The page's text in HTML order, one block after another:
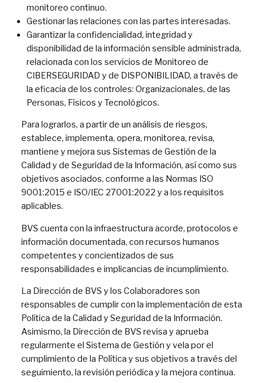
monitoreo continuo.
Gestionar las relaciones con las partes interesadas.
Garantizar la confidencialidad, integridad y
disponibilidad de la información sensible administrada,
relacionada con los servicios de Monitoreo de
CIBERSEGURIDAD y de DISPONIBILIDAD, a través de
la eficacia de los controles: Organizacionales, de las
Personas, Físicos y Tecnológicos.
Para lograrlos, a partir de un análisis de riesgos,
establece, implementa, opera, monitorea, revisa,
mantiene y mejora sus Sistemas de Gestión de la
Calidad y de Seguridad de la Información, así como sus
objetivos asociados, conforme a las Normas ISO
9001:2015 e ISO/IEC 27001:2022 y a los requisitos
aplicables.
BVS cuenta con la infraestructura acorde, protocolos e
información documentada, con recursos humanos
competentes y concientizados de sus
responsabilidades e implicancias de incumplimiento.
La Dirección de BVS y los Colaboradores son
responsables de cumplir con la implementación de esta
Política de la Calidad y Seguridad de la Información.
Asimismo, la Dirección de BVS revisa y aprueba
regularmente el Sistema de Gestión y vela por el
cumplimiento de la Política y sus objetivos a través del
seguimiento, la revisión periódica y la mejora continua.